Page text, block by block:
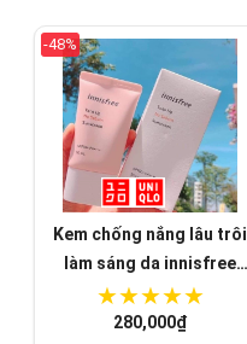
-48%
Kem chống nắng lâu trôi
làm sáng da innisfree
Intensive Triple Care
Sunscreen SPF50+
280,000₫